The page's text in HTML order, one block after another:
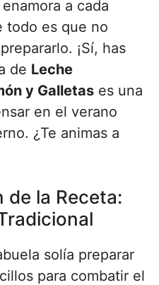
a cada
todo es que no
¡Sí, has
de Leche
y Galletas es una
en el verano
¿Te animas a
de la Receta:
solía preparar
para combatir el